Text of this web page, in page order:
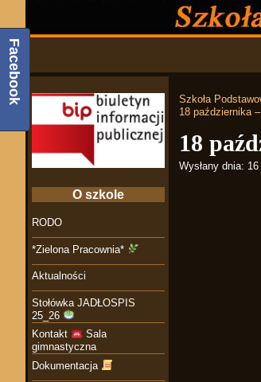
Szkoła
18 października
18
Wysłany dnia:
O szkole
RODO
*Zielona Pracownia*
Aktualności
Stołówka JADŁOSPIS
25_26
Kontakt
Sala
gimnastyczna
Dokumentacja
Facebook